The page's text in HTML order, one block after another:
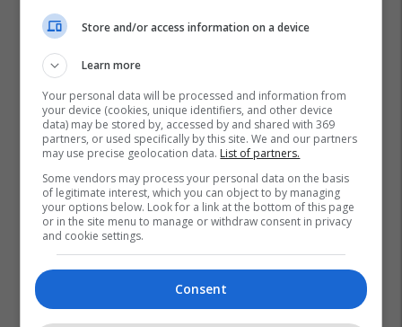
Store and/or access information on a device
Learn more
Your personal data will be processed and information from
your device (cookies, unique identifiers, and other device
data) may be stored by, accessed by and shared with 369
partners, or used specifically by this site. We and our partners
may use precise geolocation data. List of partners.
Some vendors may process your personal data on the basis
of legitimate interest, which you can object to by managing
your options below. Look for a link at the bottom of this page
or in the site menu to manage or withdraw consent in privacy
and cookie settings.
Consent